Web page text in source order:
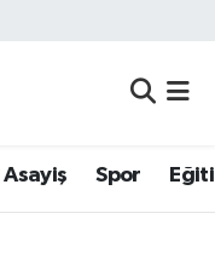
Asayiş Spor